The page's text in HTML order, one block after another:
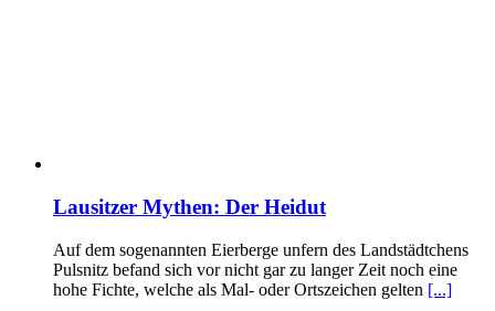
Lausitzer Mythen: Der Heidut
Auf dem sogenannten Eierberge unfern des Landstädtchens
Pulsnitz befand sich vor nicht gar zu langer Zeit noch eine
hohe Fichte, welche als Mal- oder Ortszeichen gelten [...]